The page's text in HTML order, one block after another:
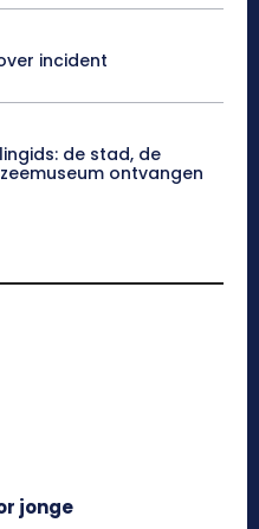
incident
de stad, de
ontvangen
jonge